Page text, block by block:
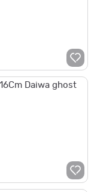
Daiwa ghost